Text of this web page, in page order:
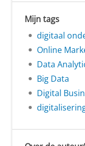
Mijn tags
digitaal
Online
Data
Big Data
Digital